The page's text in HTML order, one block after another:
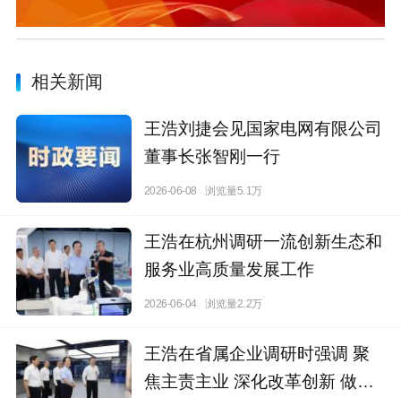
相关新闻
王浩刘捷会见国家电网有限公司
董事长张智刚一行
2026-06-08 浏览量5.1万
王浩在杭州调研一流创新生态和
服务业高质量发展工作
2026-06-04 浏览量2.2万
王浩在省属企业调研时强调 聚
焦主责主业 深化改革创新 做强